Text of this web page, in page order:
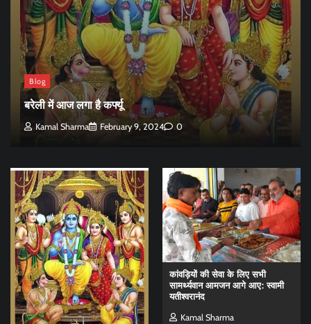
Blog
बरेली में आज लगा है कर्फ्यू
Kamal Sharma February 9, 2024 0
कांवड़ियों की सेवा के लिए सभी
सामर्थ्यवान आमजन आगे आए: स्वामी
यतीश्वरानंद
Kamal Sharma